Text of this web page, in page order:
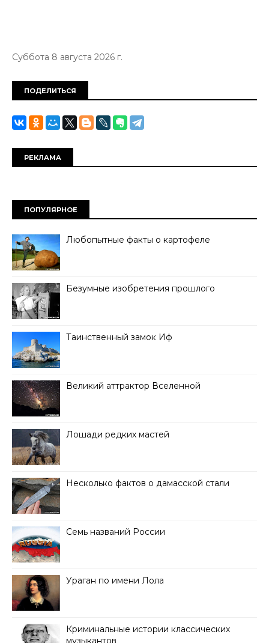
Суббота 8 августа 2026 г.
ПОДЕЛИТЬСЯ
РЕКЛАМА
ПОПУЛЯРНОЕ
Любопытные факты о картофеле
Безумные изобретения прошлого
Таинственный замок Иф
Великий аттрактор Вселенной
Лошади редких мастей
Несколько фактов о дамасской стали
Семь названий России
Ураган по имени Лола
Криминальные истории классических
музыкантов